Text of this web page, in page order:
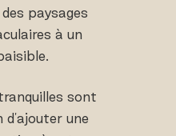
paysages
à un
sont
d'ajouter une